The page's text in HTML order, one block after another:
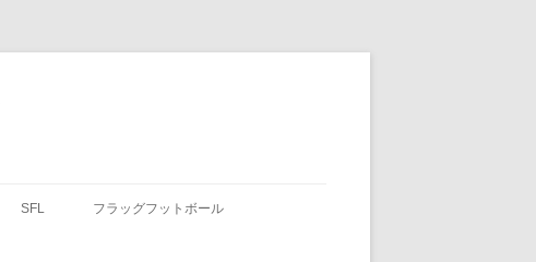
SFL フラッグフットボール